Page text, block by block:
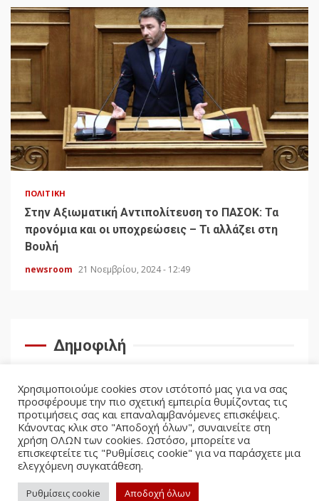
ΠΟΛΙΤΙΚΉ
Στην Αξιωματική Αντιπολίτευση το ΠΑΣΟΚ: Τα
προνόμια και οι υποχρεώσεις – Τι αλλάζει στη
Βουλή
newsroom 21 Νοεμβρίου, 2024 - 12:49
Δημοφιλή
Χρησιμοποιούμε cookies στον ιστότοπό μας για να σας
προσφέρουμε την πιο σχετική εμπειρία θυμίζοντας τις
προτιμήσεις σας και επαναλαμβανόμενες επισκέψεις.
Κάνοντας κλικ στο "Αποδοχή όλων", συναινείτε στη
χρήση ΟΛΩΝ των cookies. Ωστόσο, μπορείτε να
επισκεφτείτε τις "Ρυθμίσεις cookie" για να παράσχετε μια
ελεγχόμενη συγκατάθεση.
Ρυθμίσεις cookie Αποδοχή όλων